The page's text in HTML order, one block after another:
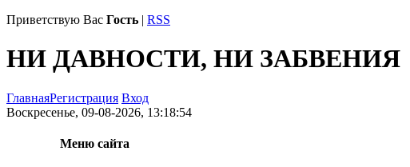
Приветствую Вас Гость | RSS
НИ ДАВНОСТИ, НИ ЗАБВЕНИЯ
ГлавнаяРегистрация Вход
Воскресенье, 09-08-2026, 13:18:54
Меню сайта